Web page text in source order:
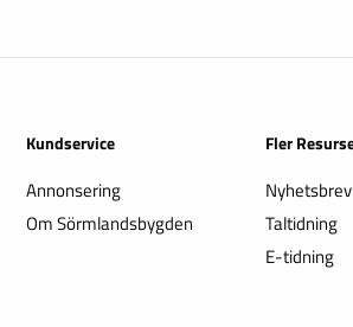
Kundservice
Annonsering
Om Sörmlandsbygden
Fler
Nyhetsbrev
Taltidning
E-tidning